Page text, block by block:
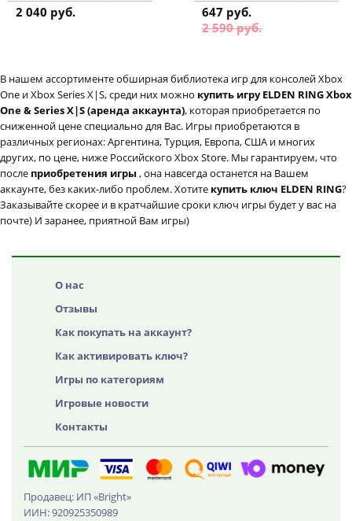
2 040 руб.
647 руб.
2 590 руб.
В нашем ассортименте обширная библиотека игр для консолей Xbox
One и Xbox Series X|S, среди них можно купить игру ELDEN RING Xbox
One & Series X|S (аренда аккаунта), которая приобретается по
сниженной цене специально для Вас. Игры приобретаются в
различных регионах: Аргентина, Турция, Европа, США и многих
других, по цене, ниже Российского Xbox Store. Мы гарантируем, что
после приобретения игры , она навсегда останется на Вашем
аккаунте, без каких-либо проблем. Хотите купить ключ ELDEN RING?
Заказывайте скорее и в кратчайшие сроки ключ игры будет у вас на
почте) И заранее, приятной Вам игры)
О нас
Отзывы
Как покупать на аккаунт?
Как активировать ключ?
Игры по категориям
Игровые новости
Контакты
Продавец: ИП «Bright»
ИИН: 920925350989